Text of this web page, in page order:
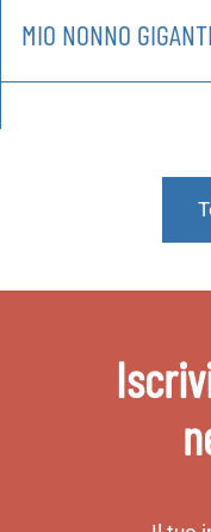
MIO NONNO